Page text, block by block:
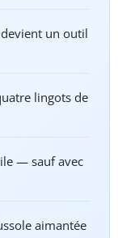
un outil
lingots de
— sauf avec
aimantée